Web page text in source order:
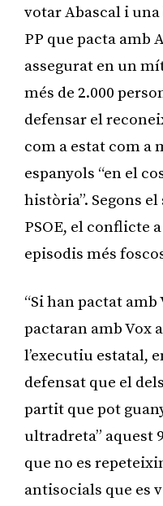
votar Abascal i
PP que pacta amb
assegurat en un
més de 2.000
defensar el
com a estat com a
espanyols “en el
història”. Segons
PSOE, el conflicte
episodis més
“Si han pactat amb
pactaran amb Vox
l’executiu estatal,
defensat que el
partit que pot
ultradreta” aquest
que no es
antisocials que es